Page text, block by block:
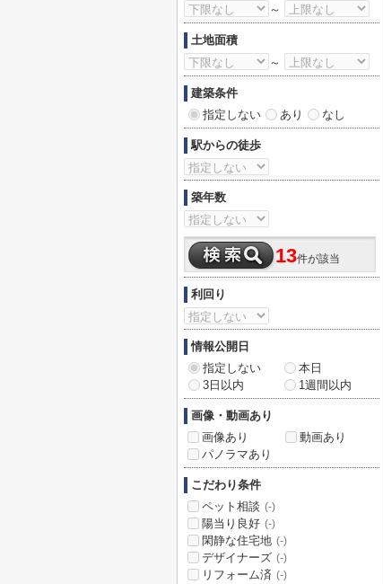
～
土地面積
～
建築条件
指定しない
あり なし
駅からの徒歩
築年数
13件が該当
利回り
情報公開日
指定しない
本日
3日以内
1週間以内
画像・動画あり
画像あり
動画あり
パノラマあり
こだわり条件
ペット相談 (-)
陽当り良好 (-)
閑静な住宅地 (-)
デザイナーズ (-)
リフォーム済 (-)